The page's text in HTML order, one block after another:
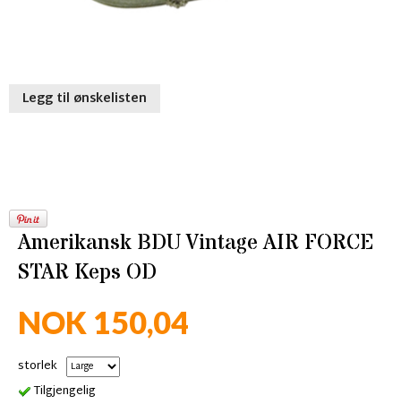
Legg til ønskelisten
Amerikansk BDU Vintage AIR FORCE
STAR Keps OD
NOK 150,04
storlek
Tilgjengelig